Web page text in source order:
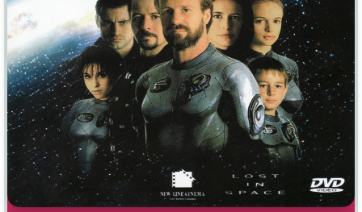
Про вампиров Про ведьм
Про викингов Про выживание
Про гангстеров Про гонки
Про деревню Про динозавров
Про драконов Про животных
Про зомби Про инопланетян
Про корабли и подводные
лодки
Про космос